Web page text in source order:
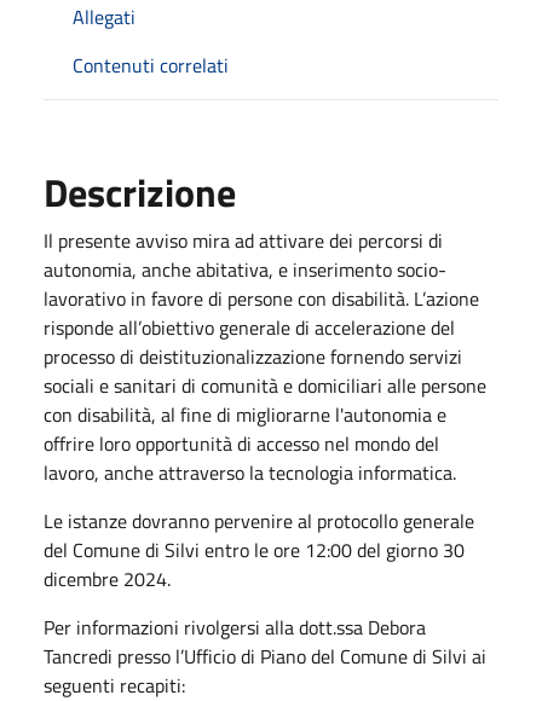
Allegati
Contenuti correlati
Descrizione
Il presente avviso mira ad attivare dei percorsi di
autonomia, anche abitativa, e inserimento socio-
lavorativo in favore di persone con disabilità. L’azione
risponde all’obiettivo generale di accelerazione del
processo di deistituzionalizzazione fornendo servizi
sociali e sanitari di comunità e domiciliari alle persone
con disabilità, al fine di migliorarne l'autonomia e
offrire loro opportunità di accesso nel mondo del
lavoro, anche attraverso la tecnologia informatica.
Le istanze dovranno pervenire al protocollo generale
del Comune di Silvi entro le ore 12:00 del giorno 30
dicembre 2024.
Per informazioni rivolgersi alla dott.ssa Debora
Tancredi presso l’Ufficio di Piano del Comune di Silvi ai
seguenti recapiti: